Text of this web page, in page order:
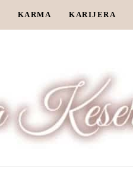
KARMA KARIJERA